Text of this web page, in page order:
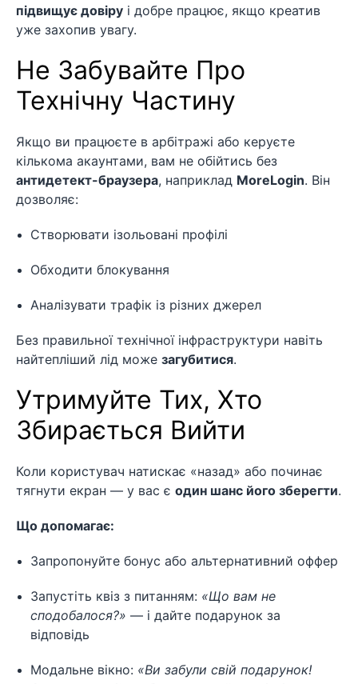
підвищує довіру і добре працює, якщо креатив
уже захопив увагу.
Не Забувайте Про
Технічну Частину
Якщо ви працюєте в арбітражі або керуєте
кількома акаунтами, вам не обійтись без
антидетект-браузера, наприклад MoreLogin. Він
дозволяє:
Створювати ізольовані профілі
Обходити блокування
Аналізувати трафік із різних джерел
Без правильної технічної інфраструктури навіть
найтепліший лід може загубитися.
Утримуйте Тих, Хто
Збирається Вийти
Коли користувач натискає «назад» або починає
тягнути екран — у вас є один шанс його зберегти.
Що допомагає:
Запропонуйте бонус або альтернативний оффер
Запустіть квіз з питанням: «Що вам не
сподобалося?» — і дайте подарунок за
відповідь
Модальне вікно: «Ви забули свій подарунок!